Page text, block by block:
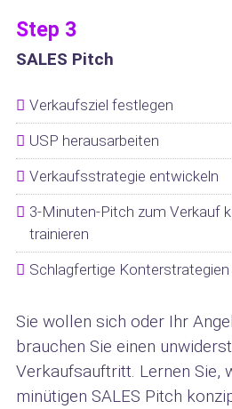
Step 3
SALES Pitch
Verkaufsziel festlegen
USP herausarbeiten
Verkaufsstrategie entwickeln
3-Minuten-Pitch zum Verkauf
trainieren
Schlagfertige
Sie wollen sich oder Ihr
brauchen Sie einen
Verkaufsauftritt. Lernen Sie,
minütigen SALES Pitch